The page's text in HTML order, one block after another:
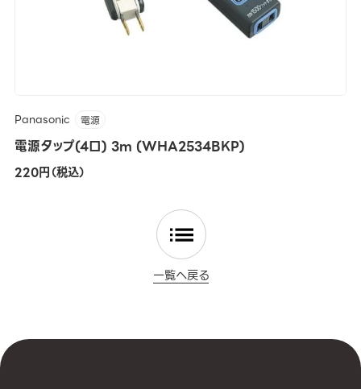
Panasonic 電源
電源タップ(4口) 3m (WHA2534BKP)
220円（税込）
一覧へ戻る